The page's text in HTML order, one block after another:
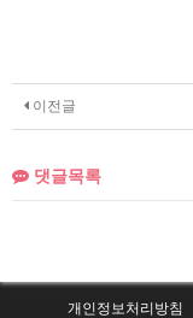
이전글
댓글목록
개인정보처리방침